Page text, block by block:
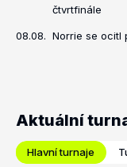
čtvrtfinále
08.08. Norrie se ocitl
Aktuální
Hlavní turnaje